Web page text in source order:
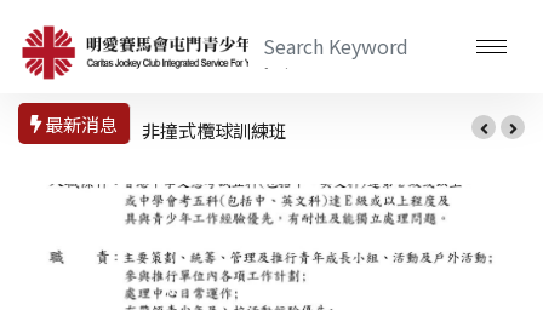
最新消息 非撞式欖球訓練班